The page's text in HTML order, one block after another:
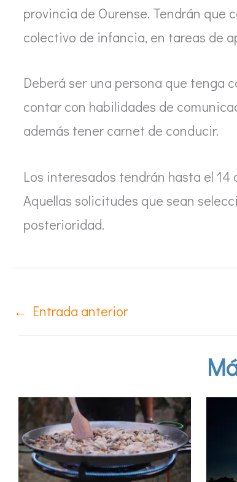
provincia de Ourense. Tendrán que
colectivo de infancia, en tareas de
Deberá ser una persona que tenga
contar con habilidades de
además tener carnet de conducir.
Los interesados tendrán hasta el
Aquellas solicitudes que sean
posterioridad.
← Entrada anterior